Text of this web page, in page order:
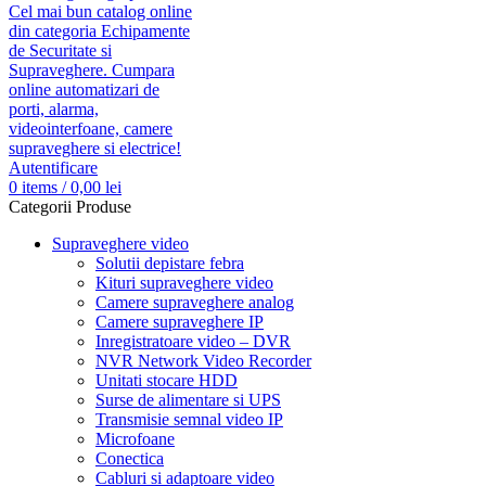
Autentificare
0 items / 0,00 lei
Categorii Produse
Supraveghere video
Solutii depistare febra
Kituri supraveghere video
Camere supraveghere analog
Camere supraveghere IP
Inregistratoare video – DVR
NVR Network Video Recorder
Unitati stocare HDD
Surse de alimentare si UPS
Transmisie semnal video IP
Microfoane
Conectica
Cabluri si adaptoare video